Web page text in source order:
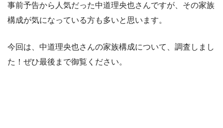
事前予告から人気だった中道理央也さんですが、その家族
構成が気になっている方も多いと思います。
今回は、中道理央也さんの家族構成について、調査しまし
た！ぜひ最後まで御覧ください。